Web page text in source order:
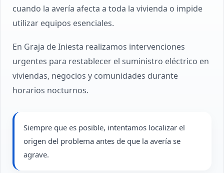
cuando la avería afecta a toda la vivienda o impide
utilizar equipos esenciales.
En Graja de Iniesta realizamos intervenciones
urgentes para restablecer el suministro eléctrico en
viviendas, negocios y comunidades durante
horarios nocturnos.
Siempre que es posible, intentamos localizar el
origen del problema antes de que la avería se
agrave.